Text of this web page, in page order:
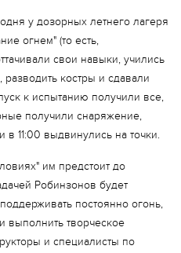
фото
у дозорных летнего лагеря
огнем" (то есть,
свои навыки, учились
разводить костры и сдавали
к испытанию получили все,
получили снаряжение,
11:00 выдвинулись на точки.
им предстоит до
Робинзонов будет
постоянно огонь,
выполнить творческое
и специалисты по